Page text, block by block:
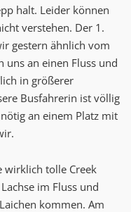
halt. Leider können
verstehen. Der 1.
gestern ähnlich vom
uns an einen Fluss und
in größerer
Busfahrerin ist völlig
an einem Platz mit
wirklich tolle Creek
im Fluss und
kommen. Am